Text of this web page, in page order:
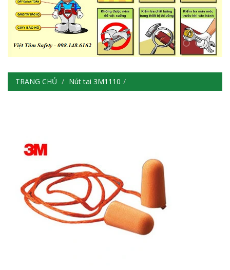
TRANG CHỦ Nút tai 3M1110